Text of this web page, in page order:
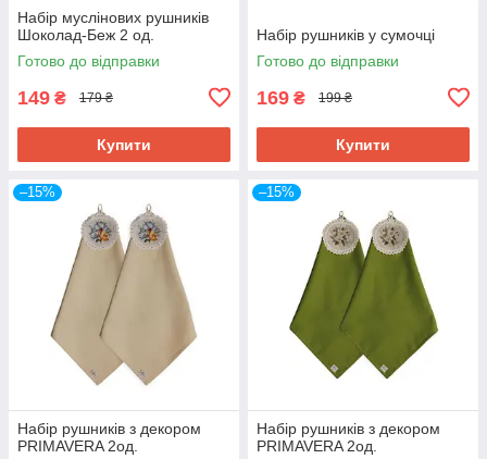
Набір муслінових рушників
Шоколад-Беж 2 од.
Готово до відправки
149 ₴ 179 ₴
Купити
Набір рушників у сумочці
Готово до відправки
169 ₴ 199 ₴
Купити
–15%
Набір рушників з декором
PRIMAVERA 2од.
–15%
Набір рушників з декором
PRIMAVERA 2од.